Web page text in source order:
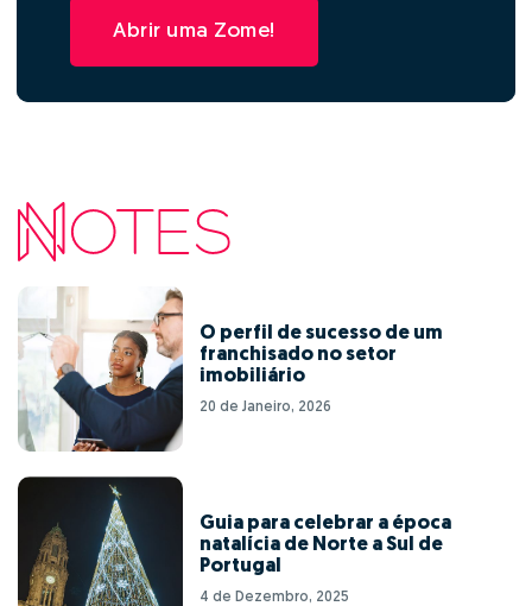
Abrir uma Zome!
O perfil de sucesso de um
franchisado no setor
imobiliário
20 de Janeiro, 2026
Guia para celebrar a época
natalícia de Norte a Sul de
Portugal
4 de Dezembro, 2025